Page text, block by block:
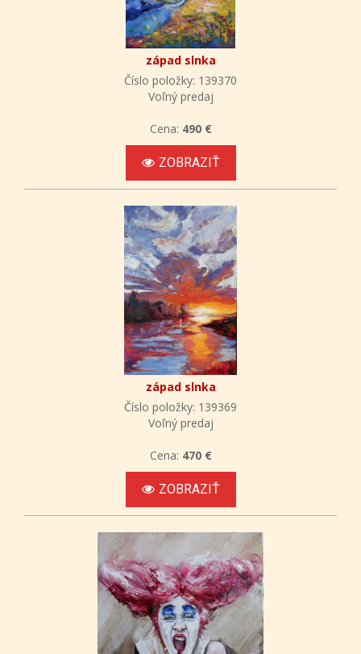
západ slnka
Číslo položky: 139370
Voľný predaj
Cena: 490 €
ZOBRAZIŤ
západ slnka
Číslo položky: 139369
Voľný predaj
Cena: 470 €
ZOBRAZIŤ